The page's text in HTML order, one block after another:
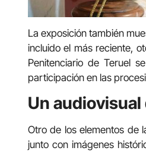
La exposición también
incluido el más reciente,
Penitenciario de Teruel
participación en las
Un
Otro de los elementos de
junto con imágenes